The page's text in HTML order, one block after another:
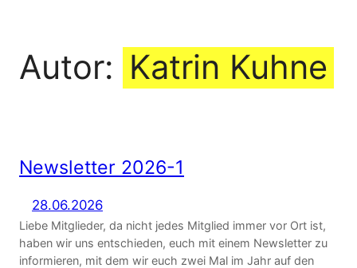
Inhalt
springen
Autor: Katrin Kuhne
Newsletter 2026-1
28.06.2026
Liebe Mitglieder, da nicht jedes Mitglied immer vor Ort ist,
haben wir uns entschieden, euch mit einem Newsletter zu
informieren, mit dem wir euch zwei Mal im Jahr auf den